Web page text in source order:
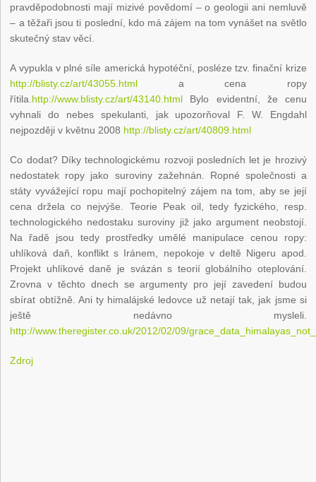
pravděpodobnosti mají mizivé povědomí – o geologii ani nemluvě
– a těžaři jsou ti poslední, kdo má zájem na tom vynášet na světlo
skutečný stav věcí.
A vypukla v plné síle americká hypotéční, posléze tzv. finační krize
http://blisty.cz/art/43055.html a cena ropy
řítila. http://www.blisty.cz/art/43140.html Bylo evidentní, že cenu
vyhnali do nebes spekulanti, jak upozorňoval F. W. Engdahl
nejpozději v květnu 2008 http://blisty.cz/art/40809.html
Co dodat? Díky technologickému rozvoji posledních let je hrozivý
nedostatek ropy jako suroviny zažehnán. Ropné společnosti a
státy vyvážející ropu mají pochopitelný zájem na tom, aby se její
cena držela co nejvýše. Teorie Peak oil, tedy fyzického, resp.
technologického nedostaku suroviny již jako argument neobstojí.
Na řadě jsou tedy prostředky umělé manipulace cenou ropy:
uhlíková daň, konflikt s Iránem, nepokoje v deltě Nigeru apod.
Projekt uhlíkové daně je svázán s teorií globálního oteplování.
Zrovna v těchto dnech se argumenty pro její zavedení budou
sbírat obtížně. Ani ty himalájské ledovce už netají tak, jak jsme si
ještě nedávno mysleli.
http://www.theregister.co.uk/2012/02/09/
Zdroj